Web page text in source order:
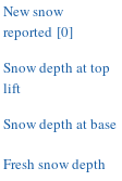
New snow
reported [0]
Snow depth at top
lift
Snow depth at base
Fresh snow depth